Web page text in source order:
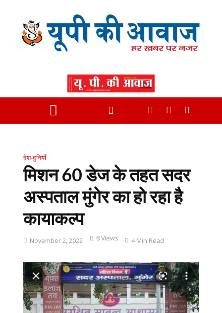
देश-दुनियाँ
मिशन 60 डेज के तहत सदर
अस्पताल मुंगेर का हो रहा है
कायाकल्प
November 2, 2022 8 Views 4 Min Read